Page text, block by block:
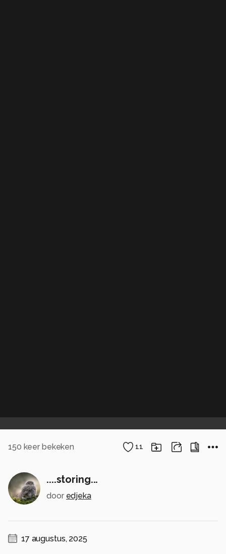
150 keer bekeken 11
....storing...
door edjeka
17 augustus, 2025